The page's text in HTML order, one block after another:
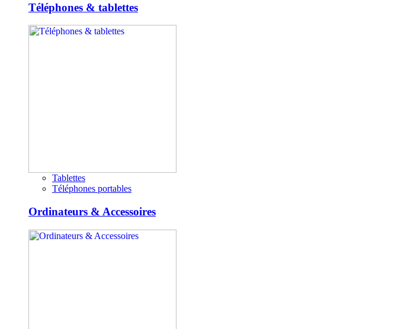
Téléphones & tablettes
Tablettes
Téléphones portables
Ordinateurs & Accessoires